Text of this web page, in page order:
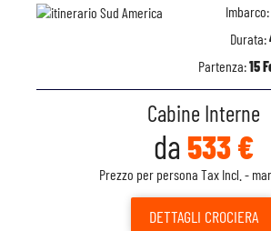
Imbarco:
Durata:
Partenza:15
Cabine Interne
da 533 €
Prezzo per persona Tax Incl. -
DETTAGLI CROCIERA